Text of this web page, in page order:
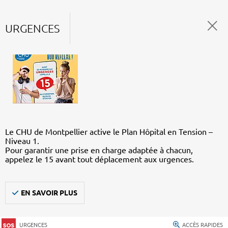
URGENCES
Le CHU de Montpellier active le Plan Hôpital en Tension –
Niveau 1.
Pour garantir une prise en charge adaptée à chacun,
appelez le 15 avant tout déplacement aux urgences.
EN SAVOIR PLUS
URGENCES ACCÈS RAPIDES